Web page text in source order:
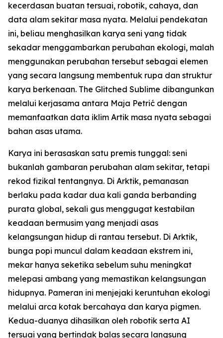
kecerdasan buatan tersuai, robotik, cahaya, dan
data alam sekitar masa nyata. Melalui pendekatan
ini, beliau menghasilkan karya seni yang tidak
sekadar menggambarkan perubahan ekologi, malah
menggunakan perubahan tersebut sebagai elemen
yang secara langsung membentuk rupa dan struktur
karya berkenaan. The Glitched Sublime dibangunkan
melalui kerjasama antara Maja Petrić dengan
memanfaatkan data iklim Artik masa nyata sebagai
bahan asas utama.
Karya ini berasaskan satu premis tunggal: seni
bukanlah gambaran perubahan alam sekitar, tetapi
rekod fizikal tentangnya. Di Arktik, pemanasan
berlaku pada kadar dua kali ganda berbanding
purata global, sekali gus menggugat kestabilan
keadaan bermusim yang menjadi asas
kelangsungan hidup di rantau tersebut. Di Arktik,
bunga popi muncul dalam keadaan ekstrem ini,
mekar hanya seketika sebelum suhu meningkat
melepasi ambang yang memastikan kelangsungan
hidupnya. Pameran ini menjejaki keruntuhan ekologi
melalui arca kotak bercahaya dan karya pigmen.
Kedua-duanya dihasilkan oleh robotik serta AI
tersuai yang bertindak balas secara langsung